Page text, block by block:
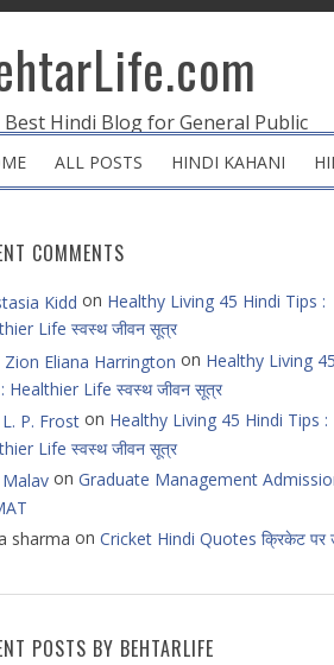
Best Hindi Blog for General Public
ALL POSTS HINDI KAHANI
COMMENTS
Kidd on Healthy Living 45 Hindi Tips :
Life स्वस्थ जीवन सूत्र
Zion Eliana Harrington on Healthy Living
Healthier Life स्वस्थ जीवन सूत्र
P. Frost on Healthy Living 45 Hindi Tips :
Life स्वस्थ जीवन सूत्र
on Graduate Management
sharma on Cricket Hindi Quotes क्रिकेट पर
POSTS BY BEHTARLIFE